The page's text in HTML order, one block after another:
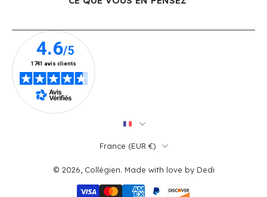
France ‎(EUR €)‎
© 2026, Collégien. Made with love by Dedi